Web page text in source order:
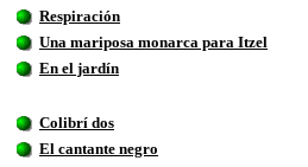
Respiración
Una mariposa monarca para Itzel
En el jardín
Colibrí dos
El cantante negro